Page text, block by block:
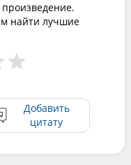
найти лучшие
Добавить
цитату